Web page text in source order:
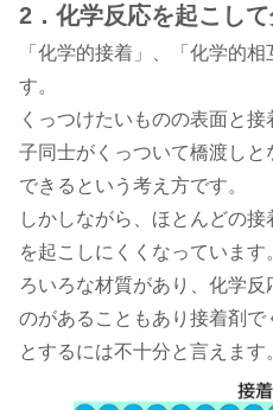
2．化学反応を起こし
「化学的接着」、「化学的
す。
くっつけたいものの表面と
子同士がくっついて橋渡し
できるという考え方です。
しかしながら、ほとんどの
を起こしにくくなっていま
ろいろな材質があり、化学
のがあることもあり接着剤
とするには不十分と言えます